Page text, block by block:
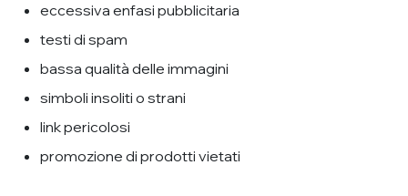
eccessiva enfasi pubblicitaria
testi di spam
bassa qualità delle immagini
simboli insoliti o strani
link pericolosi
promozione di prodotti vietati